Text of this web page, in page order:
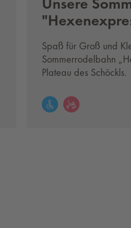
Spaß für Groß und
Sommerrodelbahn
Plateau des Schöckls.